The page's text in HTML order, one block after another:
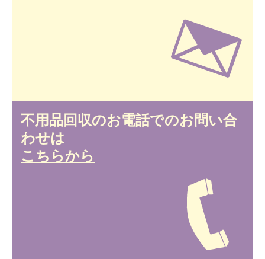
不用品回収のお電話でのお問い合
わせは
こちらから